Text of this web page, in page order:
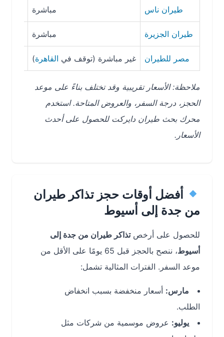
طيران ناس مباشرة 1 ساعة 55 دقيقة
طيران الجزيرة مباشرة 1 ساعة 50 دقيقة
مصر للطيران غير مباشرة (توقف فيالقاهرة)
ملاحظة: الأسعار تقريبية وقد تختلف بناءً على موعد
الحجز، درجة السفر، والعروض المتاحة. استخدم
محرك بحث طيران دايركت للحصول على أحدث
الأسعار.
أفضل أوقات حجز تذاكر طيران
من جدة إلى أسيوط
للحصول على أرخص تذاكر طيران من جدة إلى
أسيوط
، ننصح بالحجز قبل 65 يومًا على الأقل من
موعد السفر. الفترات المثالية تشمل:
مارس:أسعار منخفضة بسبب انخفاض
الطلب.
يوليو:
عروض موسمية من شركات مثل